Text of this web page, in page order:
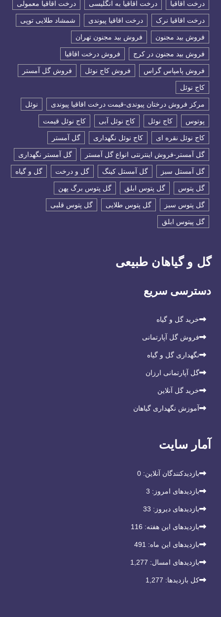
درخت اقاقیا درخت اقاقیا به انگلیسی درخت اقاقیا معمولی
درخت اقاقیا نرک درخت اقاقیا پیوندی شمشاد طلایی توپی
فروش بید مجنون فروش بید مجنون تهران
فروش بید مجنون در کرج فروش درخت اقاقیا
فروش پامپاس گراس فروش کاج نوئل فروش گل آمستر
كاج نوئل
مرکز فروش درختان پیوندی-قیمت درخت اقاقیا پیوندی نوئل
پوتوس کاج نوئل کاج نوئل آبی کاج نوئل قیمت
کاج نوئل نقره ای کاج نوئل نگهداری گل آمستر
گل آمستر-فروش اینترنتی انواع گل آمستر گل آمستر نگهداری
گل آمستل سبز گل آمستل کینگ گل و درخت گل و گیاه
گل پتوس گل پتوس ابلق گل پتوس برگ پهن
گل پتوس سبز گل پتوس طلایی گل پتوس قلبی
گل پیتوس ابلق
گل و گیاهان طبیعی
دسترسی سریع
خرید گل و گیاه
فروش گل آپارتمانی
نگهداری گل و گیاه
گل آپارتمانی ارزان
خرید گل آنلاین
آموزش نگهداری گیاهان
آمار سایت
بازدیدکنندگان آنلاین: 0
بازدیدهای امروز: 3
بازدیدهای دیروز: 33
بازدیدهای این هفته: 116
بازدیدهای این ماه: 491
بازدیدهای امسال: 1,277
کل بازدیدها: 1,277